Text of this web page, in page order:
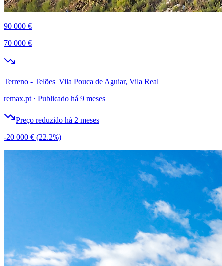
90 000 €
70 000 €
Terreno - Telões, Vila Pouca de Aguiar, Vila Real
remax.pt · Publicado há 9 meses
Preço reduzido há 2 meses
-20 000 € (22.2%)